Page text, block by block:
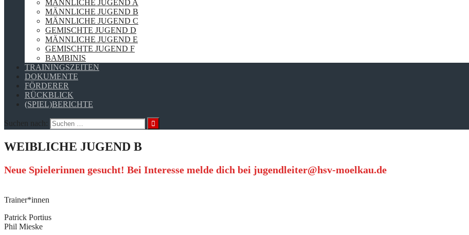
MÄNNLICHE JUGEND A
MÄNNLICHE JUGEND B
MÄNNLICHE JUGEND C
GEMISCHTE JUGEND D
MÄNNLICHE JUGEND E
GEMISCHTE JUGEND F
BAMBINIS
TRAININGSZEITEN
DOKUMENTE
FÖRDERER
RÜCKBLICK
(SPIEL)BERICHTE
Suchen nach:
WEIBLICHE JUGEND B
Neue Spielerinnen gesucht! Bei Interesse melde dich bei jugendleiter@hsv-moelkau.de
Trainer*innen
Patrick Portius
Phil Mieske